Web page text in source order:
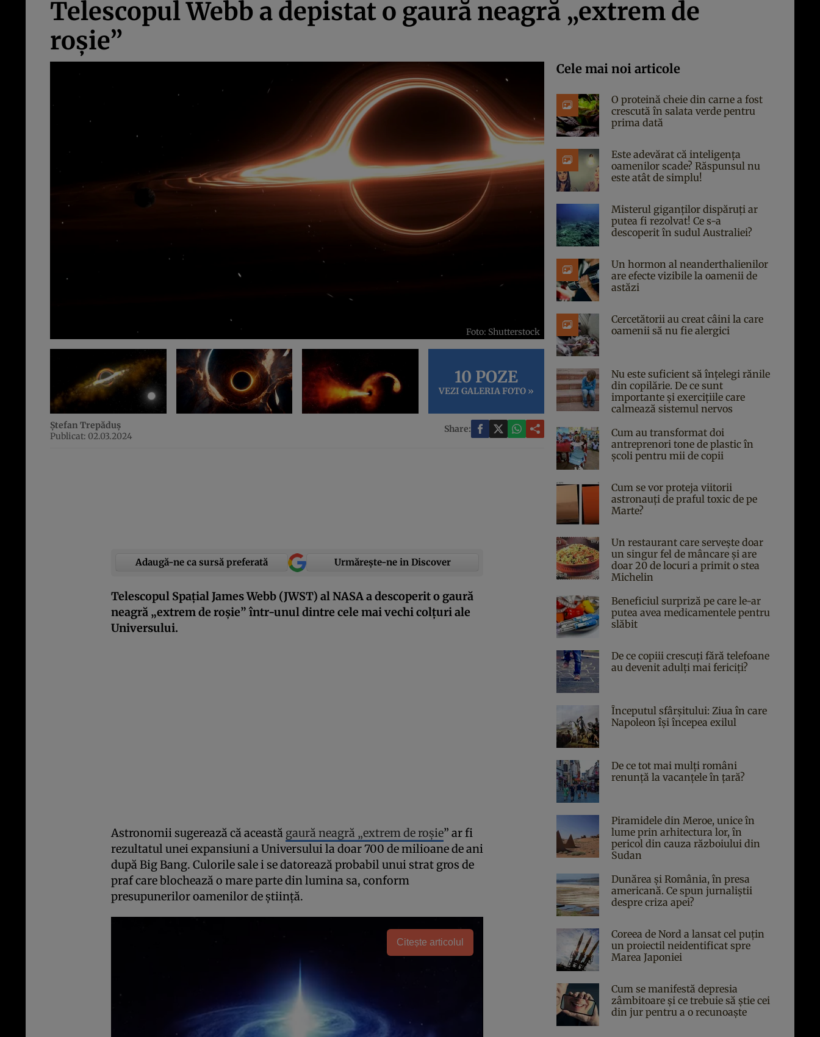
Telescopul Webb a depistat o gaură neagră „extrem de
roșie”
Foto: Shutterstock
10 POZE
VEZI GALERIA FOTO »
Ștefan Trepăduș
Publicat: 02.03.2024
Share:
Adaugă-ne ca sursă preferată Urmărește-ne in Discover
Telescopul Spațial James Webb (JWST) al NASA a descoperit o gaură
neagră „extrem de roșie” într-unul dintre cele mai vechi colțuri ale
Universului.
Astronomii sugerează că această gaură neagră „extrem de roșie” ar fi
rezultatul unei expansiuni a Universului la doar 700 de milioane de ani
după Big Bang. Culorile sale i se datorează probabil unui strat gros de
praf care blochează o mare parte din lumina sa, conform
presupunerilor oamenilor de știință.
Citește articolul
Cele mai noi articole
O proteină cheie din carne a fost
crescută în salata verde pentru
prima dată
Este adevărat că inteligența
oamenilor scade? Răspunsul nu
este atât de simplu!
Misterul giganților dispăruți ar
putea fi rezolvat! Ce s-a
descoperit în sudul Australiei?
Un hormon al neanderthalienilor
are efecte vizibile la oamenii de
astăzi
Cercetătorii au creat câini la care
oamenii să nu fie alergici
Nu este suficient să înțelegi rănile
din copilărie. De ce sunt
importante și exercițiile care
calmează sistemul nervos
Cum au transformat doi
antreprenori tone de plastic în
școli pentru mii de copii
Cum se vor proteja viitorii
astronauți de praful toxic de pe
Marte?
Un restaurant care servește doar
un singur fel de mâncare și are
doar 20 de locuri a primit o stea
Michelin
Beneficiul surpriză pe care le-ar
putea avea medicamentele pentru
slăbit
De ce copiii crescuți fără telefoane
au devenit adulți mai fericiți?
Începutul sfârşitului: Ziua în care
Napoleon îşi începea exilul
De ce tot mai mulți români
renunță la vacanțele în țară?
Piramidele din Meroe, unice în
lume prin arhitectura lor, în
pericol din cauza războiului din
Sudan
Dunărea și România, în presa
americană. Ce spun jurnaliștii
despre criza apei?
Coreea de Nord a lansat cel puțin
un proiectil neidentificat spre
Marea Japoniei
Cum se manifestă depresia
zâmbitoare și ce trebuie să știe cei
din jur pentru a o recunoaște